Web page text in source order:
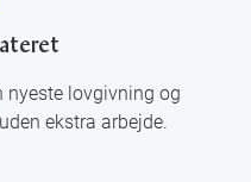
nyeste lovgivning og
ekstra arbejde.